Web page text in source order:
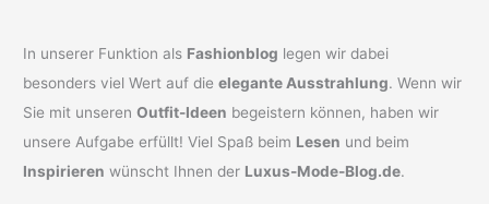
In unserer Funktion als Fashionblog legen wir dabei
besonders viel Wert auf dieelegante Ausstrahlung. Wenn wir
Sie mit unserenOutfit-Ideen begeistern können, haben wir
unsere Aufgabe erfüllt! Viel Spaß beim Lesen und beim
Inspirieren wünscht Ihnen der Luxus-Mode-Blog.de.